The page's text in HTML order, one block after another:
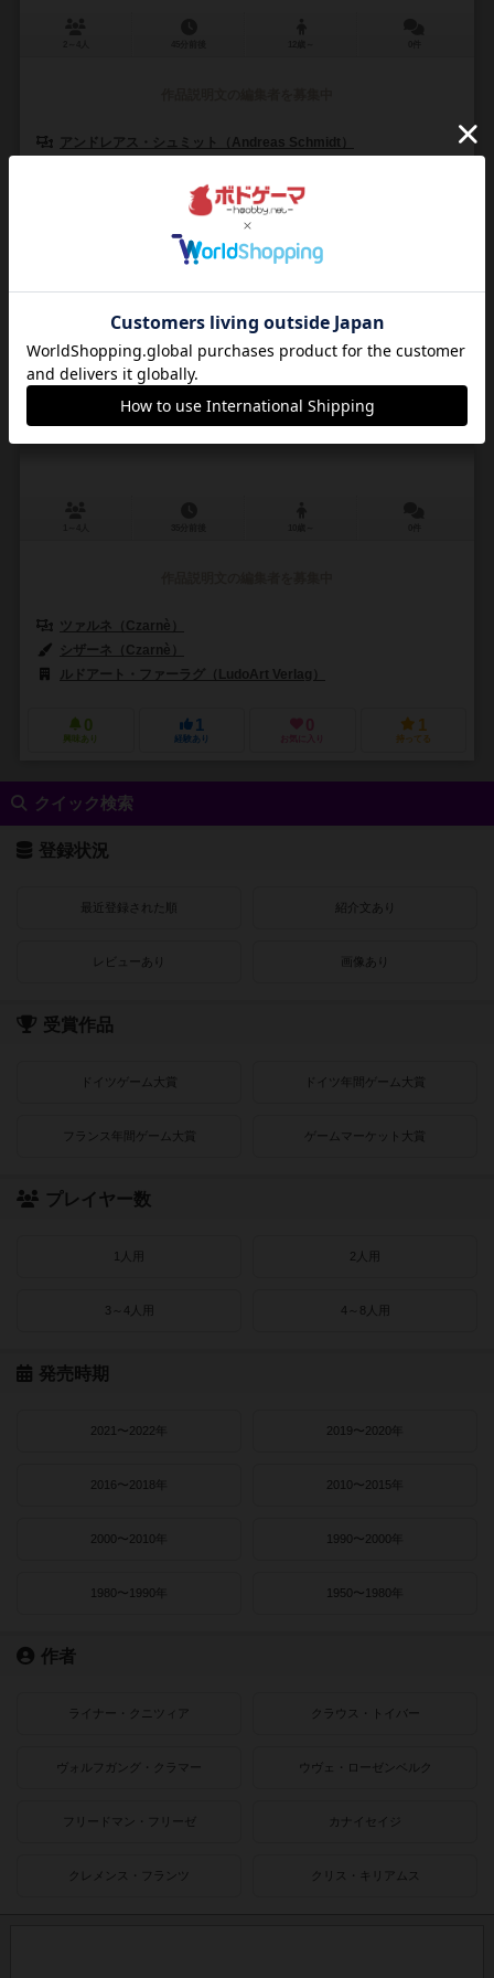
アンドレアス・シュミット（Andreas Schmidt）
ルドアート・ファーラグ（LudoArt Verlag）
0
経験あり お気に入り
フラジャイル
Fragile
ツァルネ（Czarnè）
シザーネ（Czarnè）
ルドアート・ファーラグ（LudoArt Verlag）
0
興味あり
1
経験あり
0
お気に入り
1
持ってる
クイック検索
登録状況
最近登録された順 紹介文あり
レビューあり 画像あり
受賞作品
ドイツゲーム大賞 ドイツ年間ゲーム大賞
フランス年間ゲーム大賞 ゲームマーケット大賞
プレイヤー数
1人用 2人用
3～4人用 4～8人用
発売時期
2021〜2022年 2019〜2020年
2016〜2018年 2010〜2015年
2000〜2010年 1990〜2000年
1980〜1990年 1950〜1980年
作者
ライナー・クニツィア クラウス・トイバー
ヴォルフガング・クラマー ウヴェ・ローゼンベルク
フリードマン・フリーゼ カナイセイジ
クレメンス・フランツ クリス・キリアムス